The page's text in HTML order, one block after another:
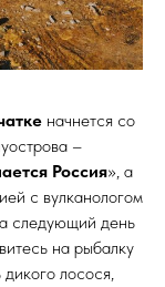
начнется со
–
Россия», а
с вулканологом
следующий день
на рыбалку
лосося,